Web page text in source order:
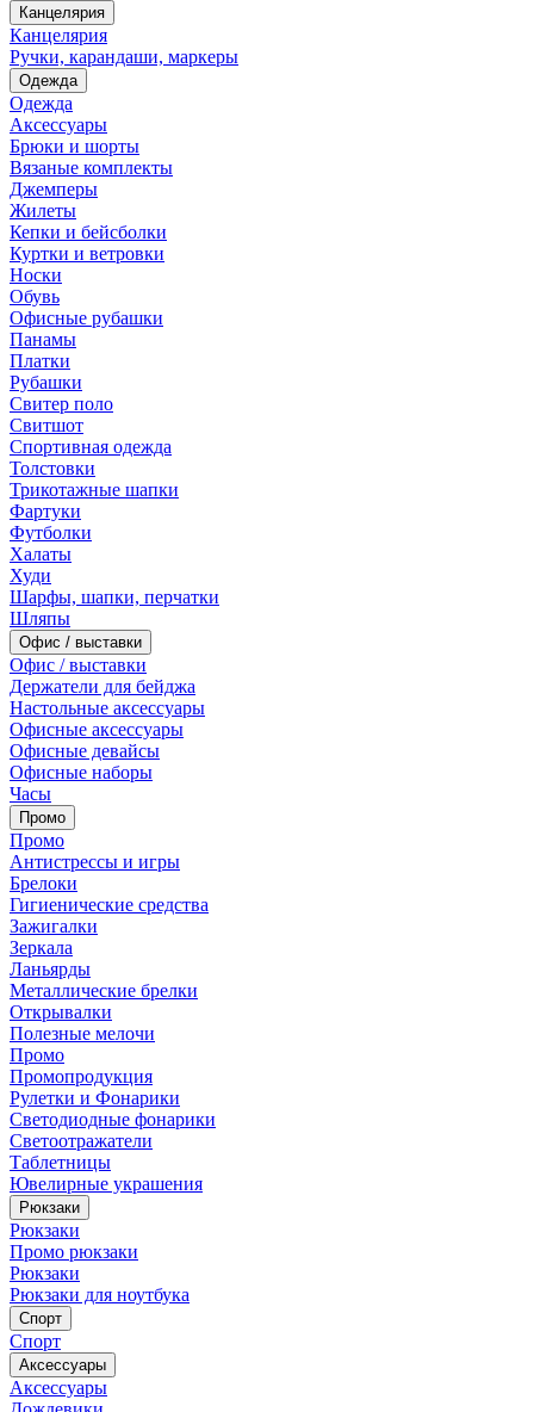
Канцелярия
Канцелярия
Ручки, карандаши, маркеры
Одежда
Одежда
Аксессуары
Брюки и шорты
Вязаные комплекты
Джемперы
Жилеты
Кепки и бейсболки
Куртки и ветровки
Носки
Обувь
Офисные рубашки
Панамы
Платки
Рубашки
Свитер поло
Свитшот
Спортивная одежда
Толстовки
Трикотажные шапки
Фартуки
Футболки
Халаты
Худи
Шарфы, шапки, перчатки
Шляпы
Офис / выставки
Офис / выставки
Держатели для бейджа
Настольные аксессуары
Офисные аксессуары
Офисные девайсы
Офисные наборы
Часы
Промо
Промо
Антистрессы и игры
Брелоки
Гигиенические средства
Зажигалки
Зеркала
Ланьярды
Металлические брелки
Открывалки
Полезные мелочи
Промо
Промопродукция
Рулетки и Фонарики
Светодиодные фонарики
Светоотражатели
Таблетницы
Ювелирные украшения
Рюкзаки
Рюкзаки
Промо рюкзаки
Рюкзаки
Рюкзаки для ноутбука
Спорт
Спорт
Аксессуары
Аксессуары